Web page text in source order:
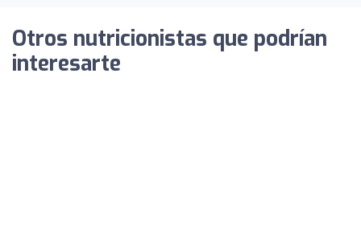
Otros nutricionistas que podrían
interesarte